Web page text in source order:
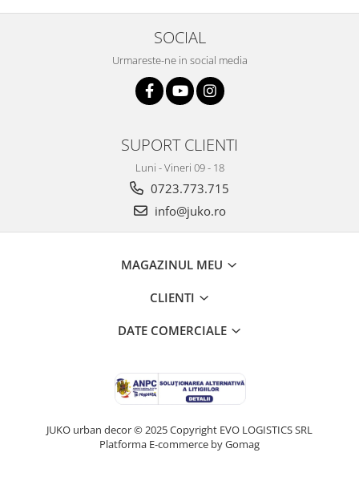
SOCIAL
Urmareste-ne in social media
SUPORT CLIENTI
Luni - Vineri 09 - 18
0723.773.715
info@juko.ro
MAGAZINUL MEU
CLIENTI
DATE COMERCIALE
JUKO urban decor © 2025 Copyright EVO LOGISTICS SRL
Platforma E-commerce by Gomag